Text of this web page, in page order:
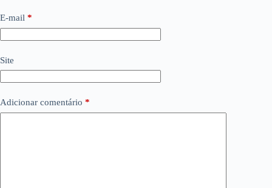
E-mail *
Site
Adicionar comentário *